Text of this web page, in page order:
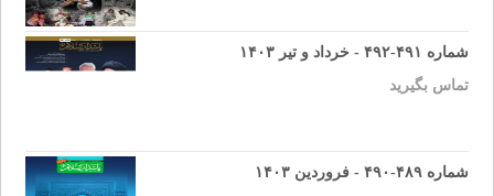
شماره ۴۹۱-۴۹۲ - خرداد و تیر ۱۴۰۳
تماس بگیرید
شماره ۴۸۹-۴۹۰ - فروردین ۱۴۰۳